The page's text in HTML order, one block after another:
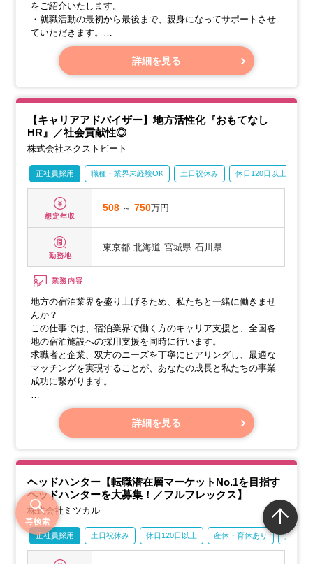
をご紹介いたします。
・就職活動の最初から最後まで、親身になってサポートさせ
ていただきます。
・新しい職場でのスタートがスムーズにいくよう、丁寧にお
手伝いいたします。
て支援させていただきます。
詳細を見る
【キャリアアドバイザー】地方活性化『おもてなし
HR』／社会貢献性◎
株式会社ネクストビート
正社員採用 職種・業界未経験OK 土日祝休み 休日120日以上
想定年収
508 ～750万円
勤務地
東京都 北海道 宮城県 石川県 …
業務内容
地方の宿泊業界を盛り上げるため、私たちと一緒に働きませ
んか？
この仕事では、宿泊業界で働く方のキャリア支援と、全国各
地の宿泊施設への採用支援を同時に行います。
求職者と企業、双方のニーズを丁寧にヒアリングし、最適な
マッチングを実現することが、あなたの成長と私たちの事業
成功に繋がります。
【求職者サポート】
・求職者の方のキャリアに関するお悩みやご希望を丁寧にヒ
アリングします。
し、最適なキャリアプランを提案します。
・求職者の方にとって最適な求人を探し、ご提案します。
詳細を見る
ヘッドハンター【転職潜在層マーケットNo.1を目指す
ヘッドハンターを大募集！／フルフレックス】
株式会社ミツカル
正社員採用 土日祝休み 休日120日以上 産休・育休あり 賞与あ
再検索